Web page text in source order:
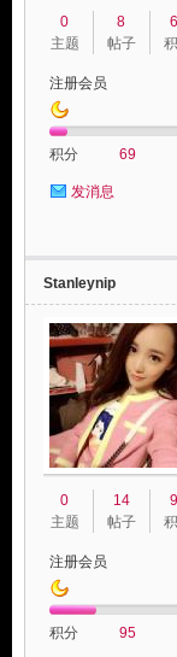
0
主题
8
帖子
注册会员
积分 69
发消息
Stanleynip
0
主题
14
帖子
注册会员
积分 95